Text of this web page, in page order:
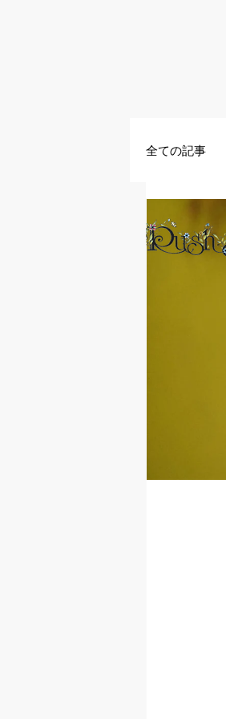
全ての記事